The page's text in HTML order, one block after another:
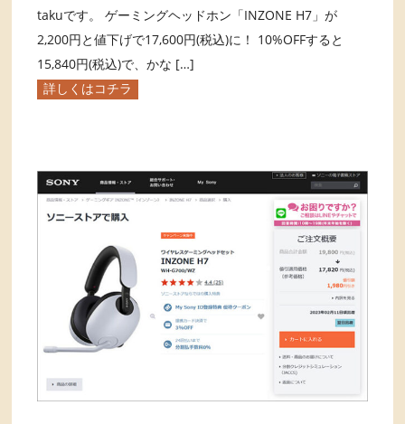
takuです。 ゲーミングヘッドホン「INZONE H7」が
2,200円と値下げで17,600円(税込)に！ 10%OFFすると
15,840円(税込)で、かな […]
詳しくはコチラ